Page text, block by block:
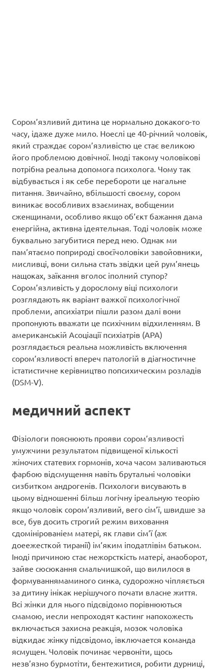
Сором’язливий дитина це нормально докакого-то
часу, ідаже дуже мило. Ноеслі це 40-річний чоловік,
який страждає сором’язливістю це стає великою
його проблемою довічної. Іноді такому чоловікові
потрібна реальна допомога психолога. Чому так
відбувається і як себе перебороти це нагальне
питання. Звичайно, вбільшості своєму, сором
виникає вособливих взаєминах, вобщении
сженщинами, особливо якщо об’єкт бажання дама
енергійна, активна ідеятельная. Тоді чоловік може
буквально загубитися перед нею. Однак ми
пам’ятаємо поприроді своєїчоловіки завойовники,
мисливці, вони сильна стать звідки цей рум’янець
нащоках, заїкання вголос іполний ступор?
Сором’язливість у дорослому віці психологи
розглядають як варіант важкої психологічної
проблеми, апсихіатри пішли разом далі вони
пропонують вважати це психічним відхиленням. В
американській Асоціації психіатрів (APA)
розглядається реальна можливість включення
сором’язливості впереч патологій в діагностичне
істатистичне керівництво попсихическим розладів
(DSM-V).
медичний аспект
Фізіологи пояснюють прояви сором’язливості
умужчини результатом підвищеної кількості
жіночих статевих гормонів, хоча часом заливаються
фарбою відсмущення навіть брутальні чоловіки
сизбитком андрогенів. Психологи висувають в
цьому відношенні більш логічну іреальную теорію
якщо чоловік сором’язливий, вего сім’ї, швидше за
все, був досить строгий режим виховання
сдомінірованіем матері, як глави сім’ї (аж
доеежесткой тиранії) ім’яким іподатлівім батьком.
Іноді причиною стає нежорсткість матері, анаоборот,
зайве сюсюкання смальчишкой, що вилилося в
формуваннямаминого синка, судорожно чіпляється
за дитину інікак нерішучого почати власне життя.
Всі жінки для нього підсвідомо порівнюються
смамою, иесли непроходят кастинг напохожесть
включається захисна реакція, мозок чоловіка
відкидає жінку підсвідомо, івключается команда
ясмущен. Чоловік починає червоніти, щось
незв’язно бурмотіти, бентежитися, робити дурниці,